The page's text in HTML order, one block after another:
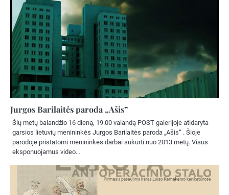
Jurgos Barilaitės paroda „Ašis”
Šių metų balandžio 16 dieną, 19.00 valandą POST galerijoje atidaryta
garsios lietuvių menininkės Jurgos Barilaitės paroda „Ašis“ . Šioje
parodoje pristatomi menininkės darbai sukurti nuo 2013 metų. Visus
eksponuojamus video…